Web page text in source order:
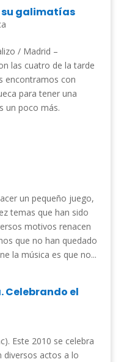
galimatías
/ Madrid –
las cuatro de la tarde
encontramos con
para tener una
un poco más.
un pequeño juego,
temas que han sido
motivos renacen
que no han quedado
la música es que no...
Celebrando el
Este 2010 se celebra
diversos actos a lo